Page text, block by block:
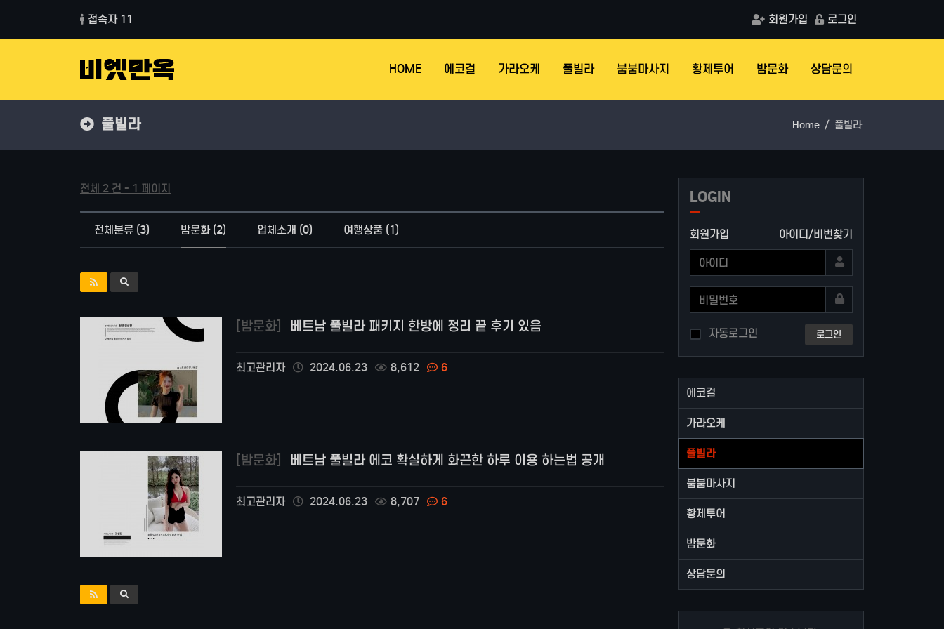
접속자 11 회원가입 로그인
HOME 에코걸 가라오케 풀빌라 붐붐마사지 황제투어 밤문화 상담문의
풀빌라 Home 풀빌라
전체 2 건 - 1 페이지
전체분류 (3) 밤문화 (2) 업체소개 (0) 여행상품 (1)
[밤문화] 베트남 풀빌라 패키지 한방에 정리 끝 후기 있음
최고관리자 2024.06.23 8,612 6
[밤문화] 베트남 풀빌라 에코 확실하게 화끈한 하루 이용 하는법 공개
최고관리자 2024.06.23 8,707 6
LOGIN
회원가입 아이디/비번찾기
자동로그인 로그인
에코걸
가라오케
풀빌라
붐붐마사지
황제투어
밤문화
상담문의